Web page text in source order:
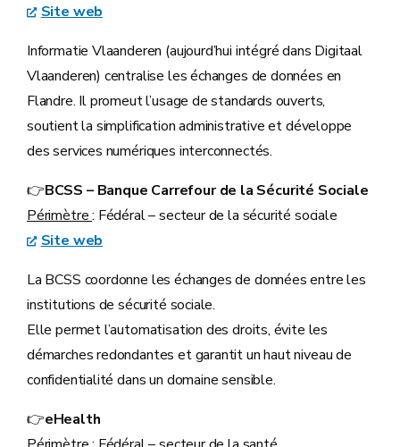
Site web
Informatie Vlaanderen (aujourd’hui intégré dans Digitaal
Vlaanderen) centralise les échanges de données en
Flandre. Il promeut l’usage de standards ouverts,
soutient la simplification administrative et développe
des services numériques interconnectés.
👉BCSS – Banque Carrefour de la Sécurité Sociale
Périmètre: Fédéral – secteur de la sécurité sociale
Site web
La BCSS coordonne les échanges de données entre les
institutions de sécurité sociale.
Elle permet l’automatisation des droits, évite les
démarches redondantes et garantit un haut niveau de
confidentialité dans un domaine sensible.
👉eHealth